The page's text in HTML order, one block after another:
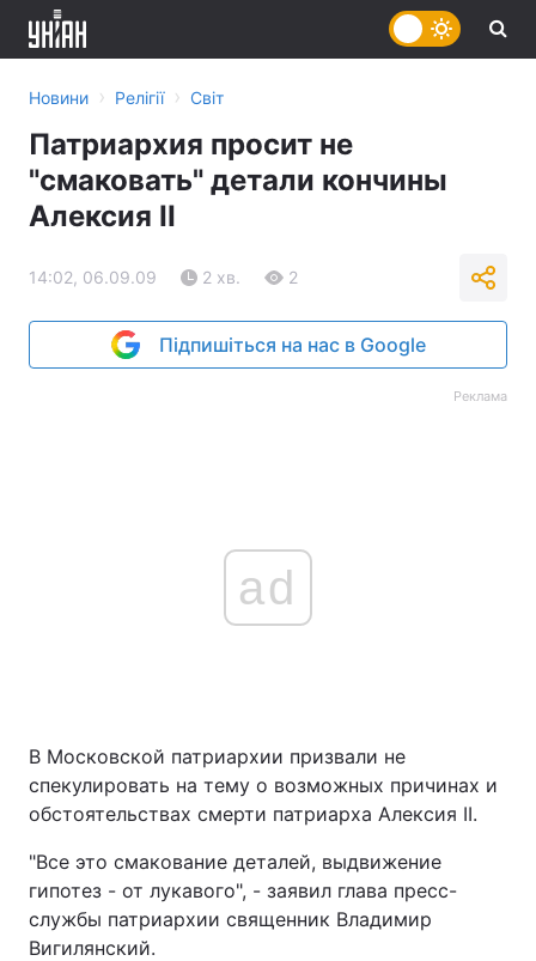
Новини › Релігії › Світ
Патриархия просит не
"смаковать" детали кончины
Алексия II
14:02, 06.09.09 2 хв. 2
Підпишіться на нас в Google
Реклама
ad
В Московской патриархии призвали не
спекулировать на тему о возможных причинах и
обстоятельствах смерти патриарха Алексия II.
"Все это смакование деталей, выдвижение
гипотез - от лукавого", - заявил глава пресс-
службы патриархии священник Владимир
Вигилянский.